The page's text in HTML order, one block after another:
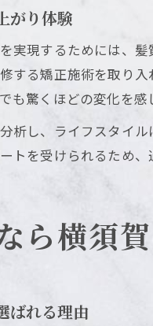
がり体験
実現するためには、
する矯正施術を取り
驚くほどの変化を感
析し、ライフスタイ
トを受けられるため
ら横須
ばれる理由